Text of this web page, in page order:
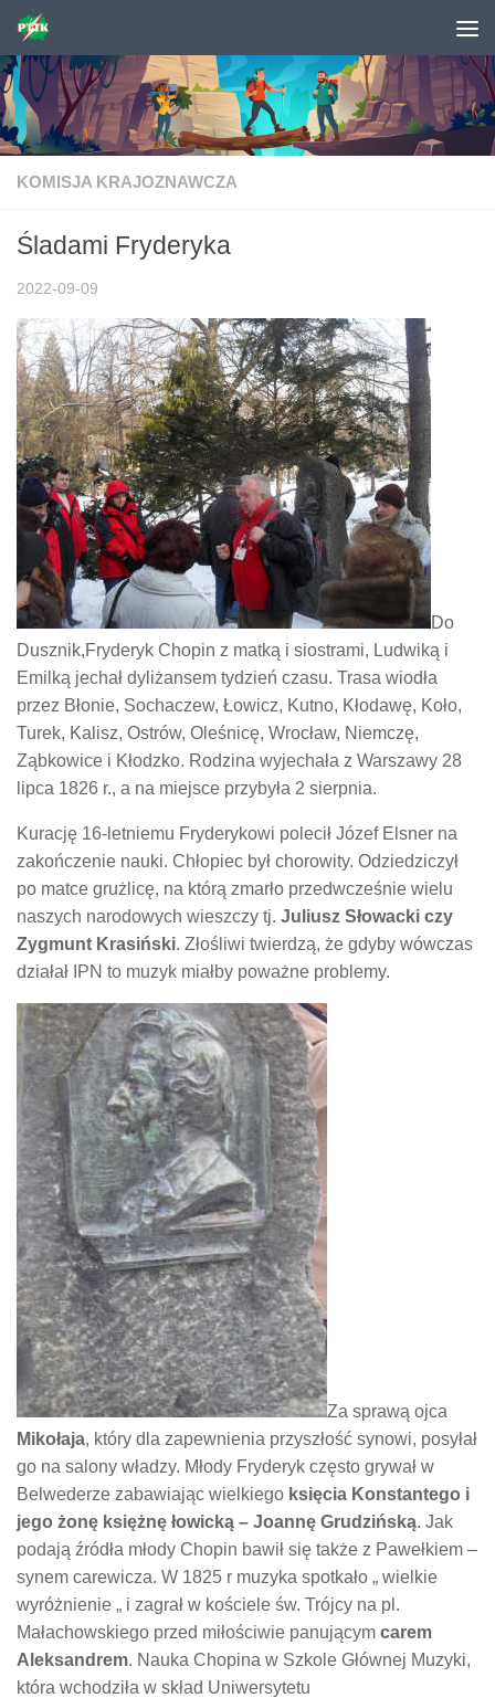
Skip to content
KOMISJA KRAJOZNAWCZA
Śladami Fryderyka
2022-09-09
Do
Dusznik,Fryderyk Chopin z matką i siostrami, Ludwiką i
Emilką jechał dyliżansem tydzień czasu. Trasa wiodła
przez Błonie, Sochaczew, Łowicz, Kutno, Kłodawę, Koło,
Turek, Kalisz, Ostrów, Oleśnicę, Wrocław, Niemczę,
Ząbkowice i Kłodzko. Rodzina wyjechała z Warszawy 28
lipca 1826 r., a na miejsce przybyła 2 sierpnia.
Kurację 16-letniemu Fryderykowi polecił Józef Elsner na
zakończenie nauki. Chłopiec był chorowity. Odziedziczył
po matce grużlicę, na którą zmarło przedwcześnie wielu
naszych narodowych wieszczy tj. Juliusz Słowacki czy
Zygmunt Krasiński. Złośliwi twierdzą, że gdyby wówczas
działał IPN to muzyk miałby poważne problemy.
Za sprawą ojca
Mikołaja, który dla zapewnienia przyszłość synowi, posyłał
go na salony władzy. Młody Fryderyk często grywał w
Belwederze zabawiając wielkiego księcia Konstantego i
jego żonę księżnę łowicką – Joannę Grudzińską. Jak
podają źródła młody Chopin bawił się także z Pawełkiem –
synem carewicza. W 1825 r muzyka spotkało „ wielkie
wyróżnienie „ i zagrał w kościele św. Trójcy na pl.
Małachowskiego przed miłościwie panującym carem
Aleksandrem. Nauka Chopina w Szkole Głównej Muzyki,
która wchodziła w skład Uniwersytetu